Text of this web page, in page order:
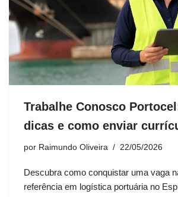
Trabalhe Conosco
dicas e como enviar
por Raimundo Oliveira 22/05/2026
Descubra como conquistar uma vaga
referência em logística portuária no